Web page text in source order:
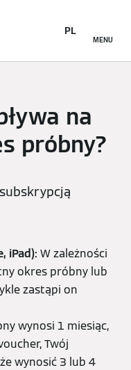
MENU
PL
na
próbny?
iPad): W zależności
okres próbny lub
zastąpi on
wynosi 1 miesiąc,
Twój
wynosić 3 lub 4